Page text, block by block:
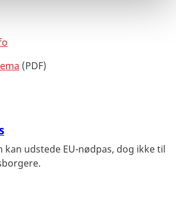
(PDF)
kan udstede EU-nødpas, dog ikke til